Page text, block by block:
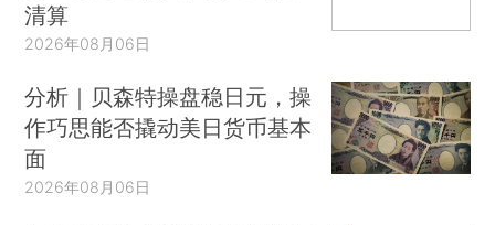
清算
2026年08月06日
分析｜贝森特操盘稳日元，操
作巧思能否撬动美日货币基本
面
2026年08月06日